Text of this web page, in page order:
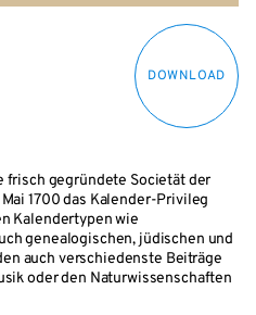
DOWNLOAD
frisch gegründete Societät der
1700 das Kalender-Privileg
Kalendertypen wie
genealogischen, jüdischen und
auch verschiedenste Beiträge
oder den Naturwissenschaften